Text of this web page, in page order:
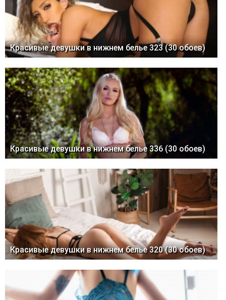
Красивые девушки в нижнем белье 323 (30 обоев)
Красивые девушки в нижнем белье 336 (30 обоев)
Красивые девушки в нижнем белье 320 (30 обоев)